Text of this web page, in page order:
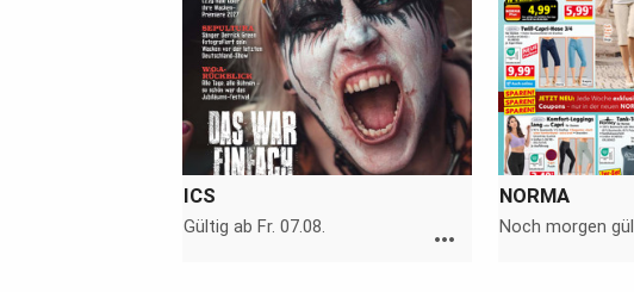
ICS
Gültig ab Fr. 07.08. more_horiz
NORMA
Noch morgen